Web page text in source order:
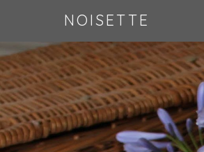
NOISETTE